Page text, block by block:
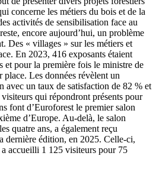
concerne les métiers du bois et de la
activités de sensibilisation face au
encore aujourd’hui, un problème
Des « villages » sur les métiers et
En 2023, 416 exposants étaient
et pour la première fois le ministre de
Les données révèlent un
avec un taux de satisfaction de 82 % et
qui répondront présents pour
font d’Euroforest le premier salon
d’Europe. Au-delà, le salon
quatre ans, a également reçu
dernière édition, en 2025. Celle-ci,
accueilli 1 125 visiteurs pour 75